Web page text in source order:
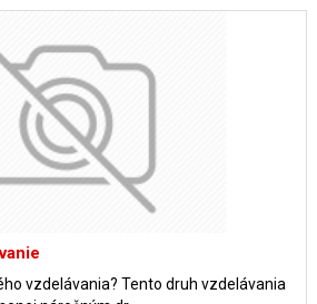
vzdelávania? Tento druh vzdelávania